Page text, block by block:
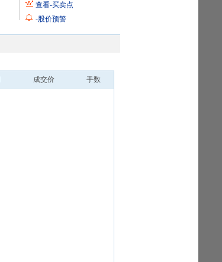
查看-买卖点
-股价预警
成交价 手数